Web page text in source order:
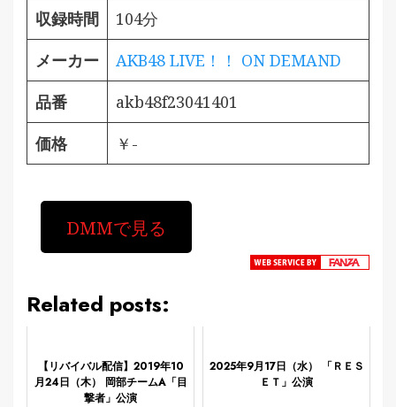
収録時間
104分
メーカー
AKB48 LIVE！！ ON DEMAND
品番
akb48f23041401
価格
￥-
DMMで見る
Related posts:
【リバイバル配信】2019年10
月24日（木） 岡部チームA「目
撃者」公演
2025年9月17日（水） 「ＲＥＳ
ＥＴ」公演